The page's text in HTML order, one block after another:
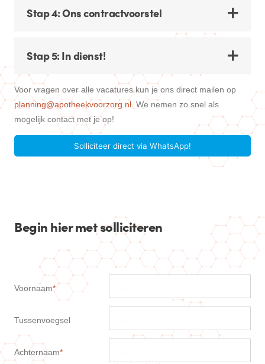
Stap 4: Ons contractvoorstel
Stap 5: In dienst!
Voor vragen over alle vacatures kun je ons direct mailen op
planning@apotheekvoorzorg.nl. We nemen zo snel als
mogelijk contact met je op!
Solliciteer direct via WhatsApp!
Begin hier met solliciteren
Voornaam
Tussenvoegsel
Achternaam